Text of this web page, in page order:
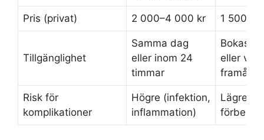
Pris (privat) 2 000–4 000 kr 1 500–3
Tillgänglighet
Samma dag
eller inom 24
timmar
Bokas
eller
framåt
Risk för
komplikationer
Högre (infektion,
inflammation)
Lägre